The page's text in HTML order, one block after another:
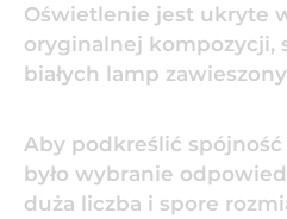
Oświetlenie jest ukryte
oryginalnej kompozycji,
białych lamp
Aby podkreślić
było wybranie
duża liczba i spore